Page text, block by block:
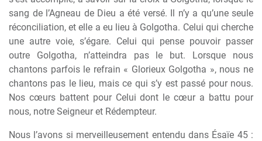
sang de l’Agneau de Dieu a été versé. Il n’y a qu’une seule
réconciliation, et elle a eu lieu à Golgotha. Celui qui cherche
une autre voie, s’égare. Celui qui pense pouvoir passer
outre Golgotha, n’atteindra pas le but. Lorsque nous
chantons parfois le refrain « Glorieux Golgotha », nous ne
chantons pas le lieu, mais ce qui s’y est passé pour nous.
Nos cœurs battent pour Celui dont le cœur a battu pour
nous, notre Seigneur et Rédempteur.
Nous l’avons si merveilleusement entendu dans Ésaïe 45 :